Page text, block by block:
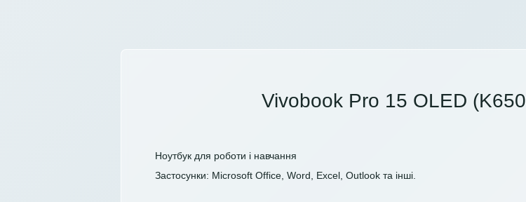
Vivobook Pro 15 OLED
Ноутбук для роботи і навчання
Застосунки: Microsoft Office, Word, Excel, Outlook та інші.